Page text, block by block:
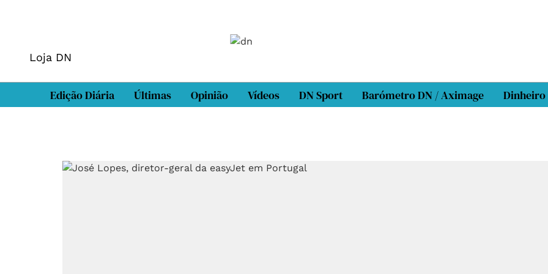
Loja DN
Edição Diária Últimas Opinião Vídeos DN Sport Barómetro DN / Aximage Dinheiro